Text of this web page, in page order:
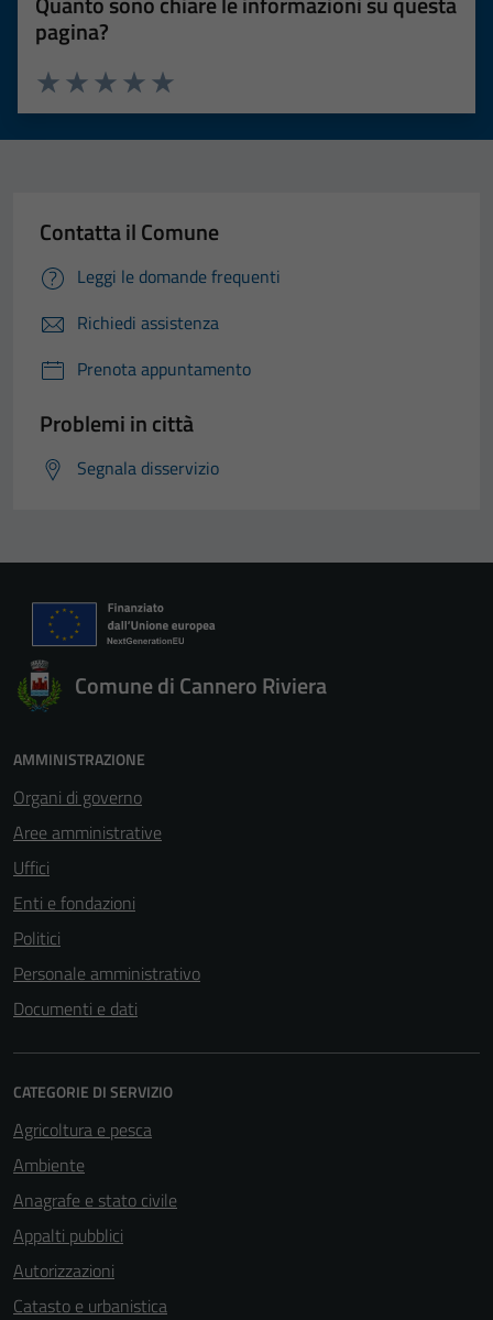
pagina?
Valuta 5 stelle su 5
Valuta 4 stelle su 5
Valuta 3 stelle su 5
Valuta 2 stelle su 5
Valuta 1 stelle su 5
Contatta il Comune
Leggi le domande frequenti
Richiedi assistenza
Prenota appuntamento
Problemi in città
Segnala disservizio
Comune di Cannero Riviera
AMMINISTRAZIONE
Organi di governo
Aree amministrative
Uffici
Enti e fondazioni
Politici
Personale amministrativo
Documenti e dati
CATEGORIE DI SERVIZIO
Agricoltura e pesca
Ambiente
Anagrafe e stato civile
Appalti pubblici
Autorizzazioni
Catasto e urbanistica